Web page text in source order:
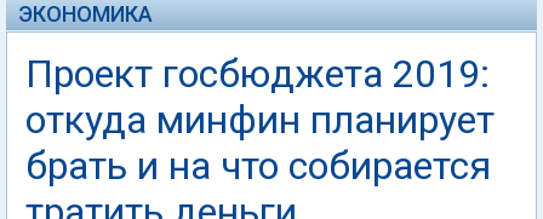
ЭКОНОМИКА
Проект госбюджета 2019:
откуда минфин планирует
брать и на что собирается